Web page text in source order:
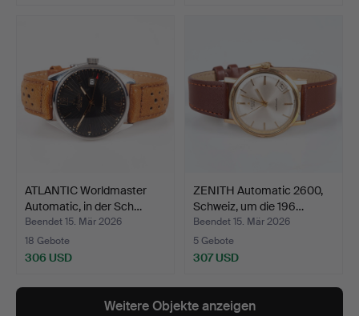
ATLANTIC Worldmaster
Automatic, in der Sch…
Beendet 15. Mär 2026
18 Gebote
306 USD
ZENITH Automatic 2600,
Schweiz, um die 196…
Beendet 15. Mär 2026
5 Gebote
307 USD
Weitere Objekte anzeigen